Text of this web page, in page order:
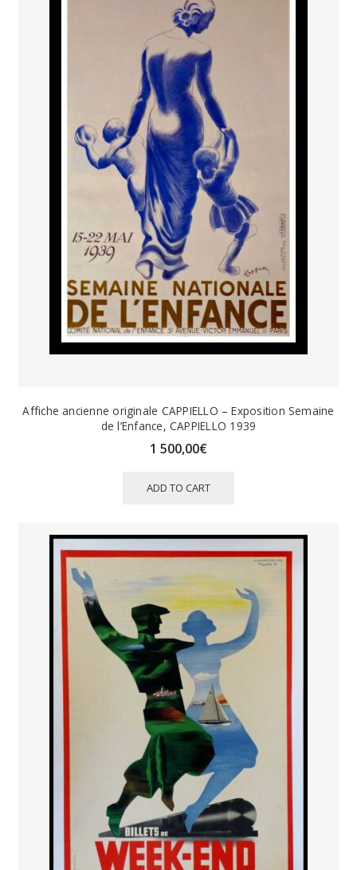
Affiche ancienne originale CAPPIELLO – Exposition Semaine
de l’Enfance, CAPPIELLO 1939
1 500,00€
ADD TO CART